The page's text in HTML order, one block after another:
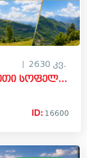
2630 კვ.
იყიდება სამოსახლო მიწის ნაკვეთი სოფელ მლეთაში, დუშეთი
ID: 16600